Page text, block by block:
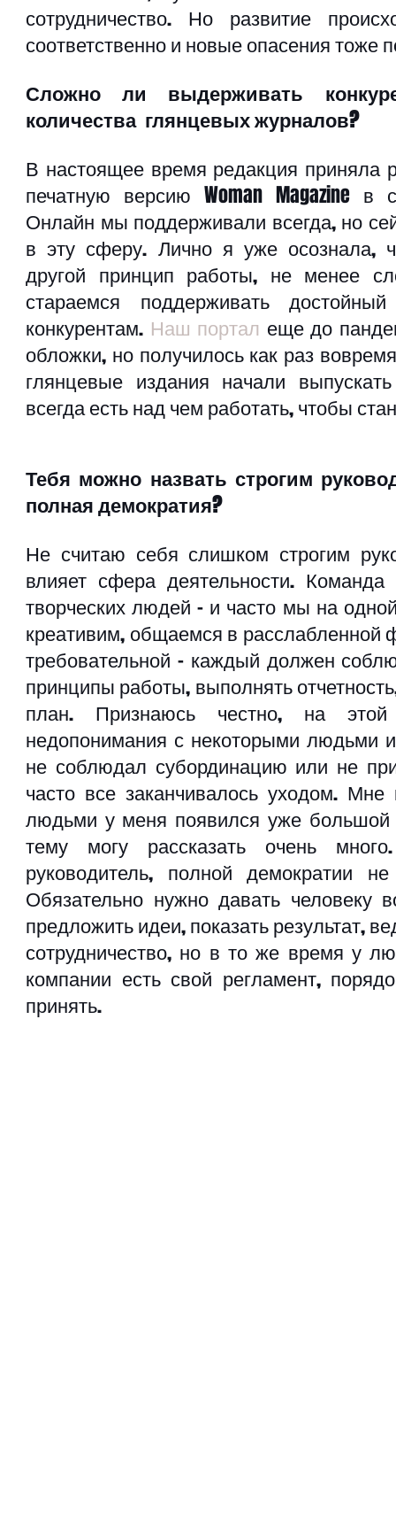
сотрудничество. Но развитие
соответственно и новые опасения тоже
Сложно ли выдерживать
количества  глянцевых журналов?
В настоящее время редакция приняла
печатную версию Woman Magazine в
Онлайн мы поддерживали всегда, но
в эту сферу. Лично я уже осознала,
другой принцип работы, не менее
стараемся поддерживать
конкурентам. Наш портал еще до
обложки, но получилось как раз
глянцевые издания начали
всегда есть над чем работать, чтобы
Тебя можно назвать строгим
полная демократия?
Не считаю себя слишком строгим
влияет сфера деятельности.
творческих людей – и часто мы на
креативим, общаемся в расслабленной
требовательной – каждый должен
принципы работы, выполнять
план. Признаюсь честно, на
недопонимания с некоторыми людьми
не соблюдал субординацию или не
часто все заканчивалось уходом.
людьми у меня появился уже
тему могу рассказать очень
руководитель, полной демократии
Обязательно нужно давать человеку
предложить идеи, показать результат,
сотрудничество, но в то же время у
компании есть свой регламент,
принять.